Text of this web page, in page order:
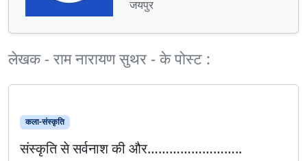
जयपुर
लेखक - राम नारायण सुथर - के पोस्ट :
कला-संस्कृति
संस्कृति से सर्वनाश की और……………………..